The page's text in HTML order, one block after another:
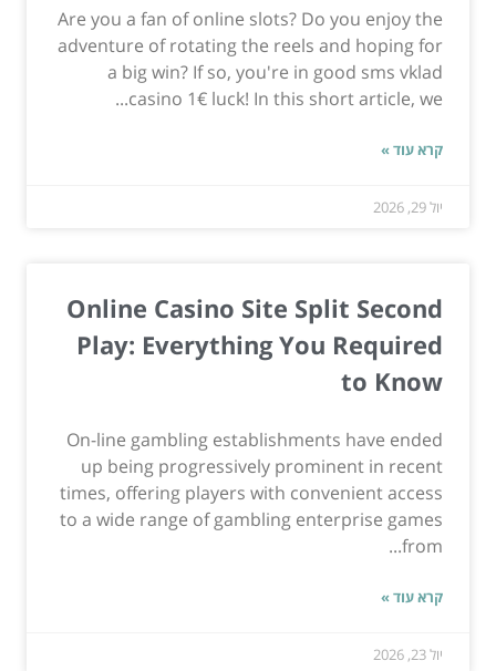
Are you a fan of online slots? Do you enjoy the
adventure of rotating the reels and hoping for
a big win? If so, you're in good sms vklad
casino 1€ luck! In this short article, we...
קרא עוד »
יול 29, 2026
Online Casino Site Split Second
Play: Everything You Required
to Know
On-line gambling establishments have ended
up being progressively prominent in recent
times, offering players with convenient access
to a wide range of gambling enterprise games
from...
קרא עוד »
יול 23, 2026